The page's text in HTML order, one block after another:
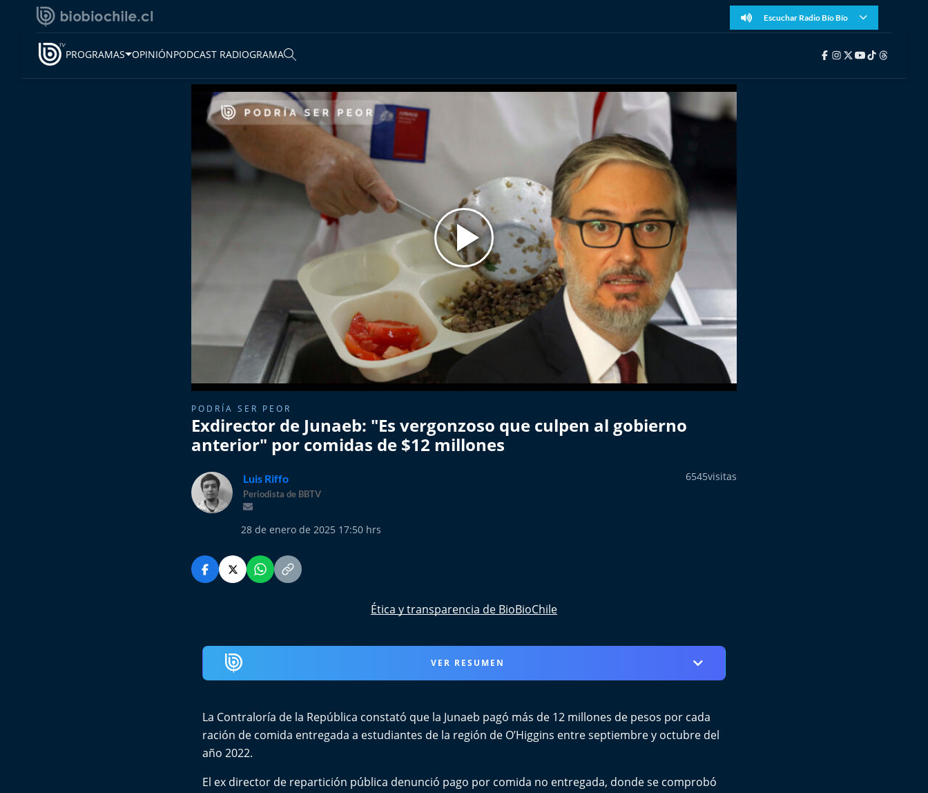
Escuchar Radio Bío Bío
PROGRAMAS OPINIÓNPODCAST RADIOGRAMA
PODRÍA SER PEOR
Exdirector de Junaeb: "Es vergonzoso que culpen al gobierno
anterior" por comidas de $12 millones
Luis Riffo
Periodista de BBTV
28 de enero de 2025 17:50 hrs
6545visitas
Ética y transparencia de BioBioChile
VER RESUMEN
La Contraloría de la República constató que la Junaeb pagó más de 12 millones de pesos por cada
ración de comida entregada a estudiantes de la región de O’Higgins entre septiembre y octubre del
año 2022.
El ex director de repartición pública denunció pago por comida no entregada, donde se comprobó